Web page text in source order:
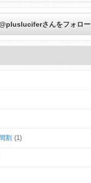
さんをフォロー
割 (1)